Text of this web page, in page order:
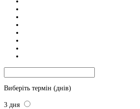
Виберіть термін (днів)
3 дня